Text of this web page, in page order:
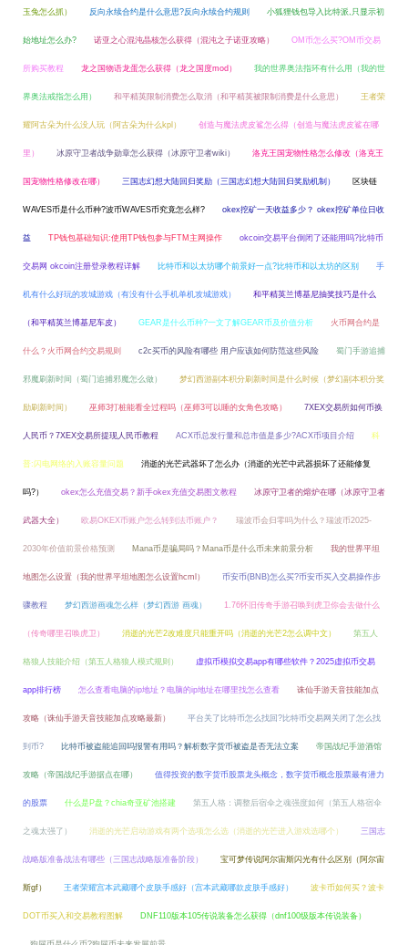
玉兔怎么抓） 反向永续合约是什么意思?反向永续合约规则 小狐狸钱包导入比特派,只显示初
始地址怎么办? 诺亚之心混沌晶核怎么获得（混沌之子诺亚攻略） OM币怎么买?OM币交易
所购买教程 龙之国物语龙蛋怎么获得（龙之国度mod） 我的世界奥法指环有什么用（我的世
界奥法戒指怎么用） 和平精英限制消费怎么取消（和平精英被限制消费是什么意思） 王者荣
耀阿古朵为什么没人玩（阿古朵为什么kpl） 创造与魔法虎皮鲨怎么得（创造与魔法虎皮鲨在哪
里） 冰原守卫者战争勋章怎么获得（冰原守卫者wiki） 洛克王国宠物性格怎么修改（洛克王
国宠物性格修改在哪） 三国志幻想大陆回归奖励（三国志幻想大陆回归奖励机制） 区块链
WAVES币是什么币种?波币WAVES币究竟怎么样? okex挖矿一天收益多少？ okex挖矿单位日收
益 TP钱包基础知识:使用TP钱包参与FTM主网操作 okcoin交易平台倒闭了还能用吗?比特币
交易网 okcoin注册登录教程详解 比特币和以太坊哪个前景好一点?比特币和以太坊的区别 手
机有什么好玩的攻城游戏（有没有什么手机单机攻城游戏） 和平精英兰博基尼抽奖技巧是什么
（和平精英兰博基尼车皮） GEAR是什么币种?一文了解GEAR币及价值分析 火币网合约是
什么？火币网合约交易规则 c2c买币的风险有哪些 用户应该如何防范这些风险 蜀门手游追捕
邪魔刷新时间（蜀门追捕邪魔怎么做） 梦幻西游副本积分刷新时间是什么时候（梦幻副本积分奖
励刷新时间） 巫师3打桩能看全过程吗（巫师3可以睡的女角色攻略） 7XEX交易所如何币换
人民币？7XEX交易所提现人民币教程 ACX币总发行量和总市值是多少?ACX币项目介绍 科
普:闪电网络的入账容量问题 消逝的光芒武器坏了怎么办（消逝的光芒中武器损坏了还能修复
吗?） okex怎么充值交易？新手okex充值交易图文教程 冰原守卫者的熔炉在哪（冰原守卫者
武器大全） 欧易OKEX币账户怎么转到法币账户？ 瑞波币会归零吗为什么？瑞波币2025-
2030年价值前景价格预测 Mana币是骗局吗？Mana币是什么币未来前景分析 我的世界平坦
地图怎么设置（我的世界平坦地图怎么设置hcml） 币安币(BNB)怎么买?币安币买入交易操作步
骤教程 梦幻西游画魂怎么样（梦幻西游 画魂） 1.76怀旧传奇手游召唤到虎卫你会去做什么
（传奇哪里召唤虎卫） 消逝的光芒2改难度只能重开吗（消逝的光芒2怎么调中文） 第五人
格狼人技能介绍（第五人格狼人模式规则） 虚拟币模拟交易app有哪些软件？2025虚拟币交易
app排行榜 怎么查看电脑的ip地址？电脑的ip地址在哪里找怎么查看 诛仙手游天音技能加点
攻略（诛仙手游天音技能加点攻略最新） 平台关了比特币怎么找回?比特币交易网关闭了怎么找
到币? 比特币被盗能追回吗报警有用吗？解析数字货币被盗是否无法立案 帝国战纪手游酒馆
攻略（帝国战纪手游据点在哪） 值得投资的数字货币股票龙头概念，数字货币概念股票最有潜力
的股票 什么是P盘？chia奇亚矿池搭建 第五人格：调整后宿伞之魂强度如何（第五人格宿伞
之魂太强了） 消逝的光芒启动游戏有两个选项怎么选（消逝的光芒进入游戏选哪个） 三国志
战略版准备战法有哪些（三国志战略版准备阶段） 宝可梦传说阿尔宙斯闪光有什么区别（阿尔宙
斯gf） 王者荣耀宫本武藏哪个皮肤手感好（宫本武藏哪款皮肤手感好） 波卡币如何买？波卡
DOT币买入和交易教程图解 DNF110版本105传说装备怎么获得（dnf100级版本传说装备）